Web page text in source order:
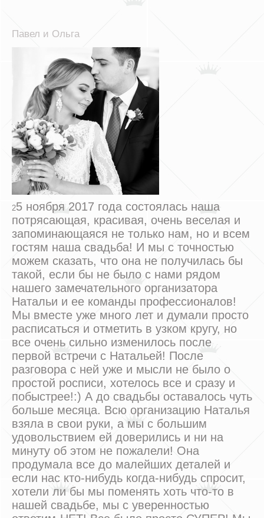
Павел и Ольга
25 ноября 2017 года состоялась наша
потрясающая, красивая, очень веселая и
запоминающаяся не только нам, но и всем
гостям наша свадьба! И мы с точностью
можем сказать, что она не получилась бы
такой, если бы не было с нами рядом
нашего замечательного организатора
Натальи и ее команды профессионалов!
Мы вместе уже много лет и думали просто
расписаться и отметить в узком кругу, но
все очень сильно изменилось после
первой встречи с Натальей! После
разговора с ней уже и мысли не было о
простой росписи, хотелось все и сразу и
побыстрее!:) А до свадьбы оставалось чуть
больше месяца. Всю организацию Наталья
взяла в свои руки, а мы с большим
удовольствием ей доверились и ни на
минуту об этом не пожалели! Она
продумала все до малейших деталей и
если нас кто-нибудь когда-нибудь спросит,
хотели ли бы мы поменять хоть что-то в
нашей свадьбе, мы с уверенностью